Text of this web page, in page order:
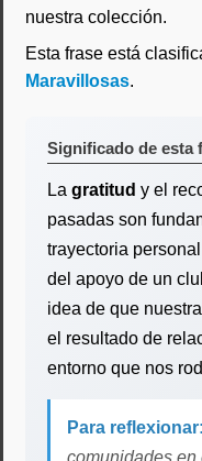
nuestra colección.
Esta frase está
Maravillosas.
Significado de esta
La gratitud y el
pasadas son
trayectoria
del apoyo de un
idea de que
el resultado de
entorno que nos
Para reflexionar:
comunidades